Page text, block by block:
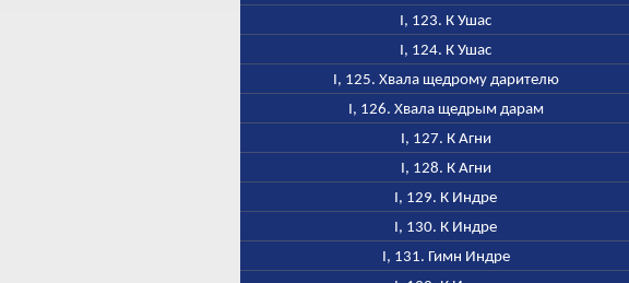
I, 123. К Ушас
I, 124. К Ушас
I, 125. Хвала щедрому дарителю
I, 126. Хвала щедрым дарам
I, 127. К Агни
I, 128. К Агни
I, 129. К Индре
I, 130. К Индре
I, 131. Гимн Индре